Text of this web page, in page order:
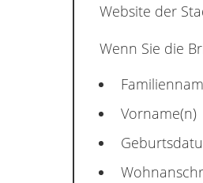
Website der
Wenn Sie die
Vorname(n)